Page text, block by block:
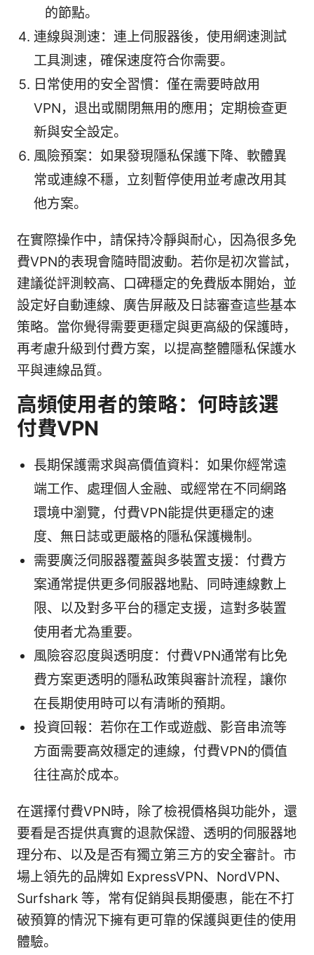
的節點。
連線與測速：連上伺服器後，使用網速測試
工具測速，確保速度符合你需要。
日常使用的安全習慣：僅在需要時啟用
VPN，退出或關閉無用的應用；定期檢查更
新與安全設定。
風險預案：如果發現隱私保護下降、軟體異
常或連線不穩，立刻暫停使用並考慮改用其
他方案。
在實際操作中，請保持冷靜與耐心，因為很多免
費VPN的表現會隨時間波動。若你是初次嘗試，
建議從評測較高、口碑穩定的免費版本開始，並
設定好自動連線、廣告屏蔽及日誌審查這些基本
策略。當你覺得需要更穩定與更高級的保護時，
再考慮升級到付費方案，以提高整體隱私保護水
平與連線品質。
高頻使用者的策略：何時該選
付費VPN
長期保護需求與高價值資料：如果你經常遠
端工作、處理個人金融、或經常在不同網路
環境中瀏覽，付費VPN能提供更穩定的速
度、無日誌或更嚴格的隱私保護機制。
需要廣泛伺服器覆蓋與多裝置支援：付費方
案通常提供更多伺服器地點、同時連線數上
限、以及對多平台的穩定支援，這對多裝置
使用者尤為重要。
風險容忍度與透明度：付費VPN通常有比免
費方案更透明的隱私政策與審計流程，讓你
在長期使用時可以有清晰的預期。
投資回報：若你在工作或遊戲、影音串流等
方面需要高效穩定的連線，付費VPN的價值
往往高於成本。
在選擇付費VPN時，除了檢視價格與功能外，還
要看是否提供真實的退款保證、透明的伺服器地
理分布、以及是否有獨立第三方的安全審計。市
場上領先的品牌如 ExpressVPN、NordVPN、
Surfshark 等，常有促銷與長期優惠，能在不打
破預算的情況下擁有更可靠的保護與更佳的使用
體驗。